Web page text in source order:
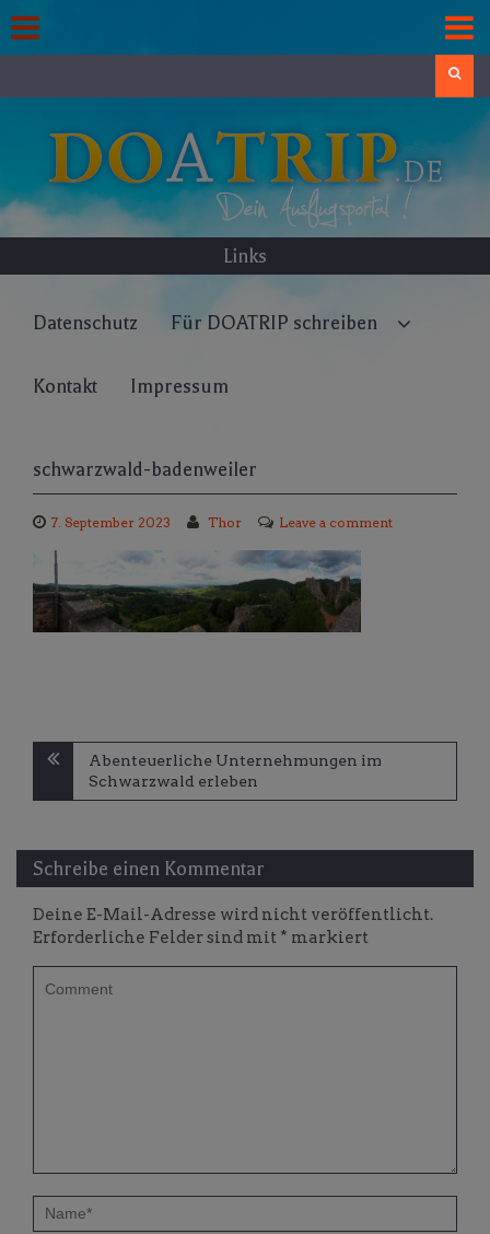
to
content
Links
Datenschutz Für DOATRIP schreiben
Kontakt Impressum
schwarzwald-badenweiler
7. September 2023 Thor Leave a comment
Beitragsnavigation
Abenteuerliche Unternehmungen im
Schwarzwald erleben
Schreibe einen Kommentar
Deine E-Mail-Adresse wird nicht veröffentlicht.
Erforderliche Felder sind mit * markiert